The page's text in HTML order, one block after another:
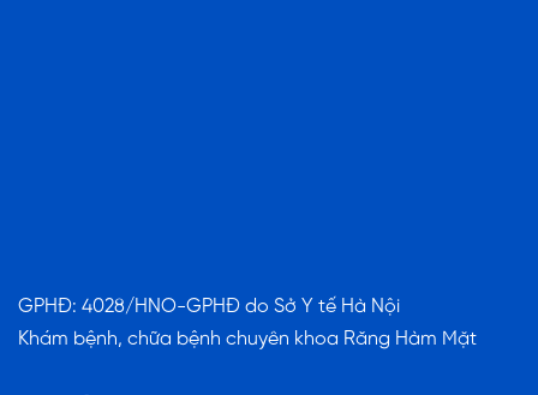
GPHĐ: 4028/HNO-GPHĐ do Sở Y tế Hà Nội
Khám bệnh, chữa bệnh chuyên khoa Răng Hàm Mặt